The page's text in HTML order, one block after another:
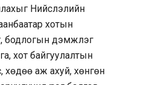
Нийслэлийн
хотын
бодлогын дэмжлэг
хот байгуулалтын
хөдөө аж ахуй, хөнгөн